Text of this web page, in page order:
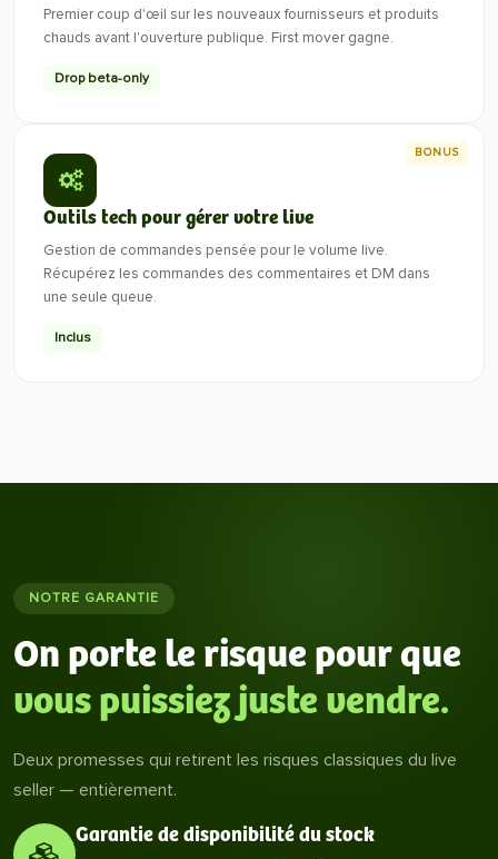
Premier coup d'œil sur les nouveaux fournisseurs et produits
chauds avant l'ouverture publique. First mover gagne.
Drop beta-only
BONUS
Outils tech pour gérer votre live
Gestion de commandes pensée pour le volume live.
Récupérez les commandes des commentaires et DM dans
une seule queue.
Inclus
NOTRE GARANTIE
On porte le risque pour que
vous puissiez juste vendre.
Deux promesses qui retirent les risques classiques du live
seller — entièrement.
Garantie de disponibilité du stock